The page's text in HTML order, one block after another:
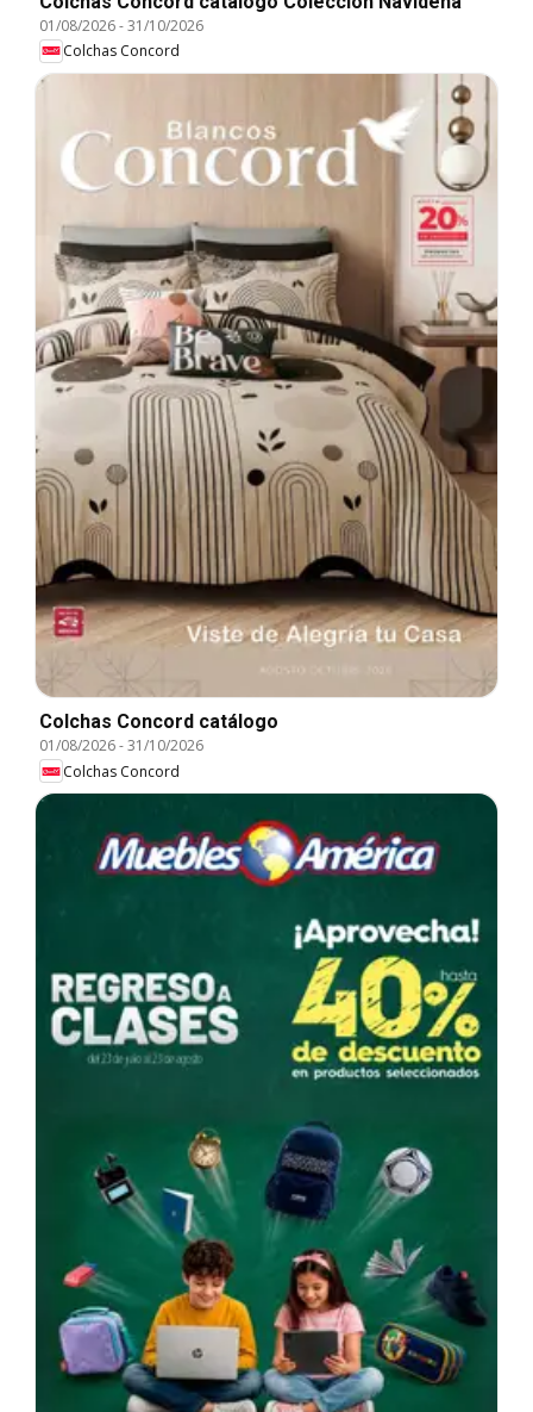
01/08/2026-31/10/2026
Colchas Concord
Colchas Concord catálogo
01/08/2026-31/10/2026
Colchas Concord